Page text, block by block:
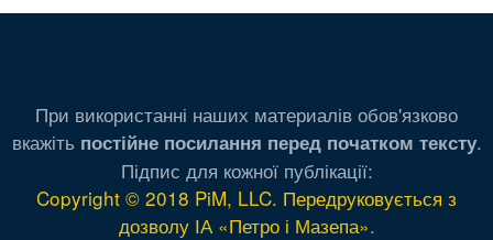
При використанні наших материалів обов'язково
вкажіть постійне посилання перед початком тексту.
Підпис для кожної публікації:
Copyright © 2018 PiM, LLC. Передруковується з
дозволу ІА «Петро і Мазепа».